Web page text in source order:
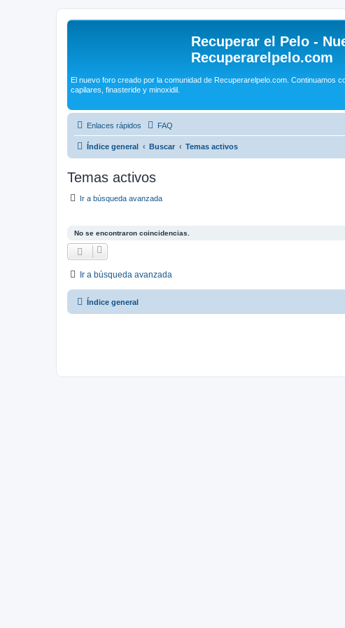
Recuperar el Pelo -
Recuperarelpelo.com
El nuevo foro creado por la comunidad de Recuperarelpelo.com. Continuamos
capilares, finasteride y minoxidil.
Enlaces rápidos FAQ
Índice general Buscar Temas activos
Temas activos
Ir a búsqueda avanzada
No se encontraron coincidencias.
Ir a búsqueda avanzada
Índice general